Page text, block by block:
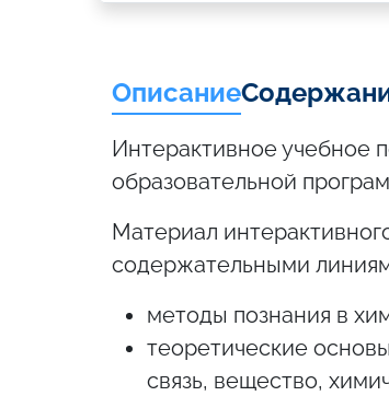
Описание
Интерактивное учебное
образовательной
Материал
содержательными
методы познания в
теоретические
связь, вещество,